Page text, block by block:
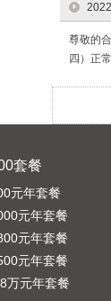
尊敬的
四）正
套餐
元年套餐
元年套餐
元年套餐
元年套餐
万元年套餐